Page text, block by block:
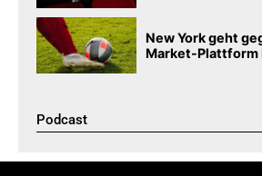
New York geht
Market-Plattform
Podcast​